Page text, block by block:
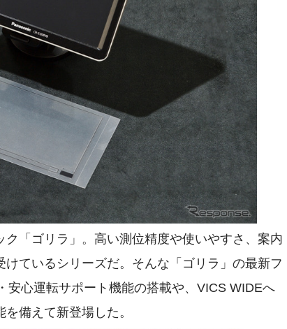
「ゴリラ」。高い測位精度や使いやすさ、案内
ているシリーズだ。そんな「ゴリラ」の最新フ
安心運転サポート機能の搭載や、VICS WIDEへ
備えて新登場した。